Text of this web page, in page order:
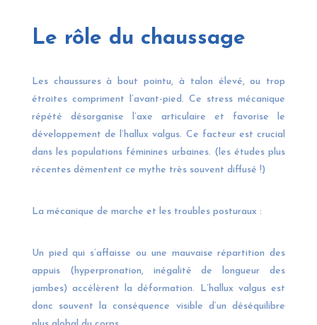
Le rôle du chaussage
Les chaussures à bout pointu, à talon élevé, ou trop
étroites compriment l’avant-pied. Ce stress mécanique
répété désorganise l’axe articulaire et favorise le
développement de l’hallux valgus. Ce facteur est crucial
dans les populations féminines urbaines. (les études plus
récentes démentent ce mythe très souvent diffusé !)
La mécanique de marche et les troubles posturaux :
Un pied qui s’affaisse ou une mauvaise répartition des
appuis (hyperpronation, inégalité de longueur des
jambes) accélèrent la déformation. L’hallux valgus est
donc souvent la conséquence visible d’un déséquilibre